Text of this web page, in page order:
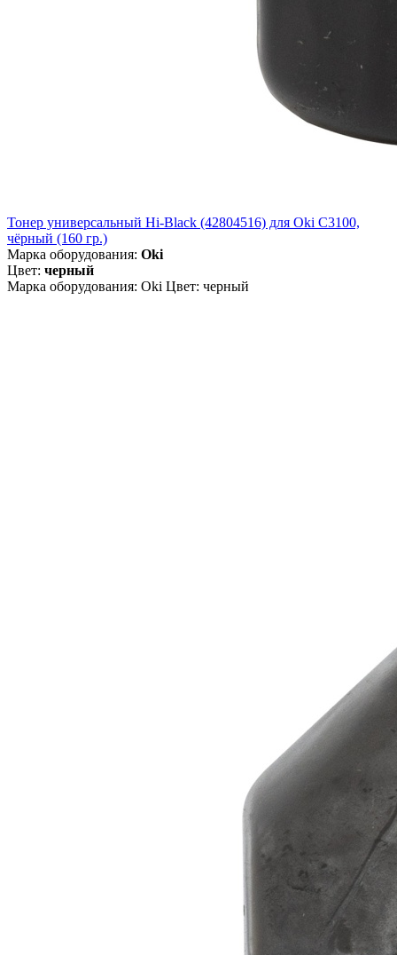
Тонер универсальный Hi-Black (42804516) для Oki С3100,
чёрный (160 гр.)
Марка оборудования: Oki
Цвет: черный
Марка оборудования: Oki Цвет: черный